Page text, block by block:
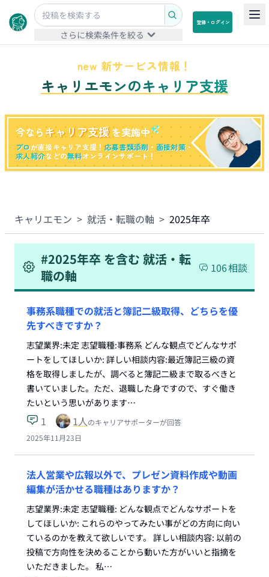
さらに検索条件を絞る
登録・ログイン
new 新サービス情報！
キャリエモンのキャリア支援
今なら キャリア支援 を実施中
プロが直接キャリア支援！応募書類添削 ・ 面接対策・
求人紹介などの無料オンラインサポート！
キャリエモン > 就活・転職の軸 > 2025年卒
#2025年卒 を含む 就活・転
職の軸
106相談
事務系職種での就活と簿記二級取得、どちらを優
先すべきですか？
志望業界:未定 志望職種:事務系 どんな観点でどんなサポ
ートをしてほしいか: 詳しい相談内容:最近簿記三級の資
格を取得しましたが、調べると簿記二級まで取るべきと
書いていました。ただ、退職した身ですので、すぐ働き
たいという思いがあります…
1 1人のキャリアサポーターが回答
2025年11月23日
法人営業や広報以外で、プレゼン資料作成や動画
編集が活かせる職種はありますか？
志望業界:未定 志望職種: どんな観点でどんなサポートを
してほしいか: これらのやってみたい事がどの方向に向い
ているのかを教えて欲しいです。 詳しい相談内容: 以前の
投稿で方向性を決めることから動いた方がいいと指摘を
いただきました。 私…